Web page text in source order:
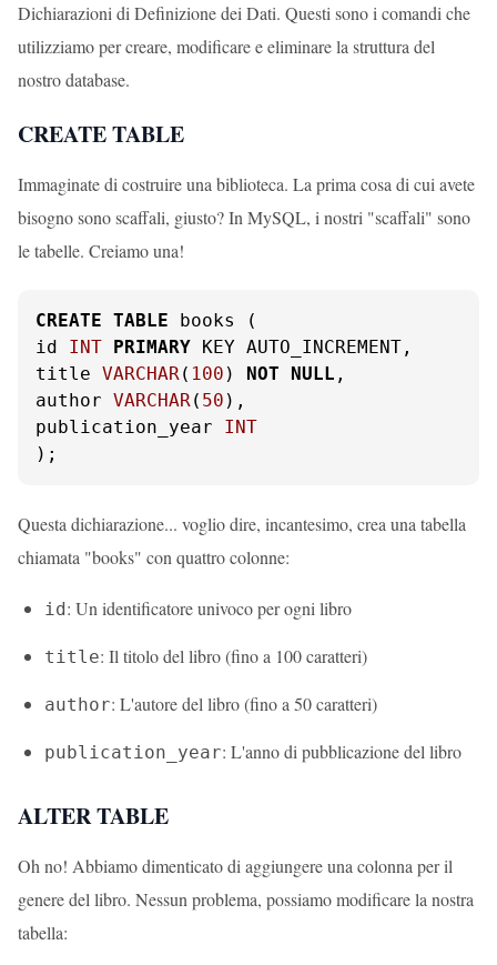
Dichiarazioni di Definizione dei Dati. Questi sono i comandi che
utilizziamo per creare, modificare e eliminare la struttura del
nostro database.
CREATE TABLE
Immaginate di costruire una biblioteca. La prima cosa di cui avete
bisogno sono scaffali, giusto? In MySQL, i nostri "scaffali" sono
le tabelle. Creiamo una!
CREATE TABLE books (
id INT PRIMARY KEY AUTO_INCREMENT,
title VARCHAR( 100 ) NOT NULL ,
author VARCHAR( 50 ),
publication_year INT
);
Questa dichiarazione... voglio dire, incantesimo, crea una tabella
chiamata "books" con quattro colonne:
id: Un identificatore univoco per ogni libro
title: Il titolo del libro (fino a 100 caratteri)
author: L'autore del libro (fino a 50 caratteri)
publication_year: L'anno di pubblicazione del libro
ALTER TABLE
Oh no! Abbiamo dimenticato di aggiungere una colonna per il
genere del libro. Nessun problema, possiamo modificare la nostra
tabella: